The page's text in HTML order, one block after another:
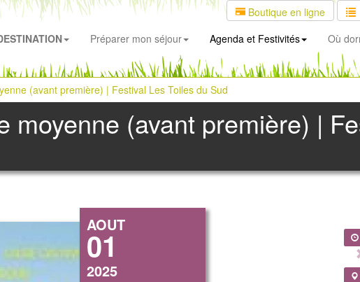
Boutique en ligne
Préparer mon séjour Agenda et Festivités Où
(avant première) | Festival Les Toiles du Sud
moyenne (avant première) |
AOUT
01
2025